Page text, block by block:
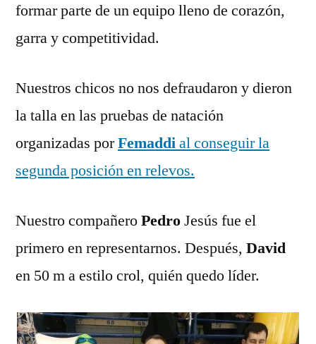
formar parte de un equipo lleno de corazón,
garra y competitividad.
Nuestros chicos no nos defraudaron y dieron
la talla en las pruebas de natación
organizadas porFemaddial conseguir la
segunda posición en relevos.
Nuestro compañeroPedroJesús fue el
primero en representarnos. Después, David
en 50 m a estilo crol, quién quedo líder.